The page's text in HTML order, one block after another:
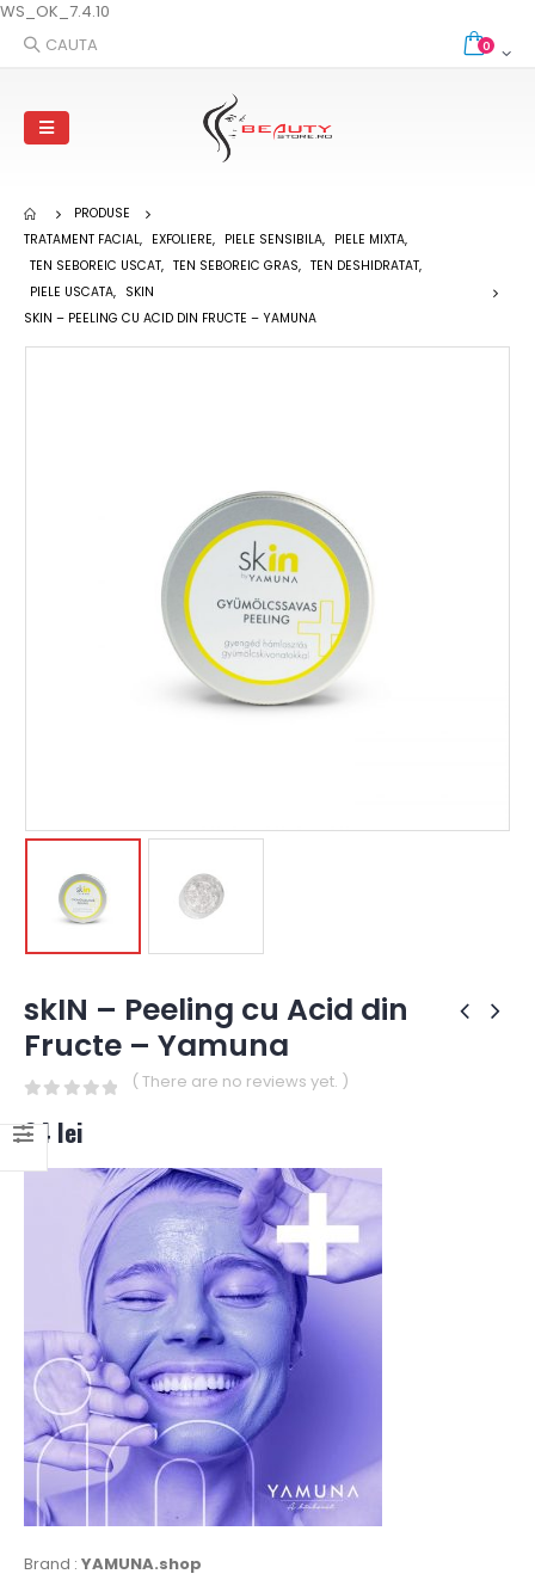
WS_OK_7.4.10
CAUTA
0
PRODUSE
TRATAMENT FACIAL, EXFOLIERE, PIELE SENSIBILA, PIELE MIXTA,
TEN SEBOREIC USCAT, TEN SEBOREIC GRAS, TEN DESHIDRATAT,
PIELE USCATA, SKIN
SKIN – PEELING CU ACID DIN FRUCTE – YAMUNA
skIN – Peeling cu Acid din
Fructe – Yamuna
( There are no reviews yet. )
34 lei
Brand : YAMUNA.shop